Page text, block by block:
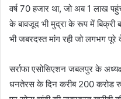
वर्ष 70 हजार था, जो अब 1 लाख
के बावजूद भी मुद्रा के रूप में बिक्री
भी जबरदस्त मांग रही जो लगभग
सर्राफा एसोसिएशन जबलपुर के
धनतेरस के दिन करीब 200 करोड